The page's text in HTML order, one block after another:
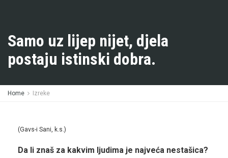
Samo uz lijep nijet, djela
postaju istinski dobra.
Home Izreke
(Gavs-i Sani, k.s.)
Da li znaš za kakvim ljudima je najveća nestašica?